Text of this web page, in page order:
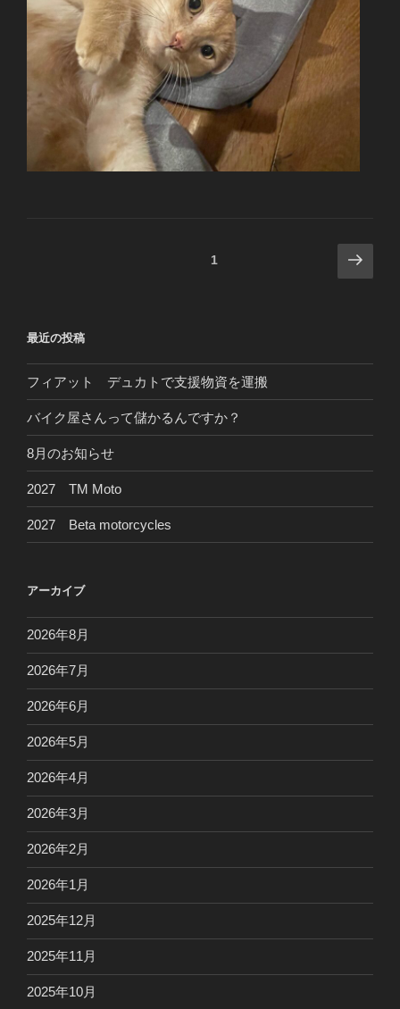
ビ
ー
シ
ョ
ン
1
次
の
最近の投稿
フィアット デュカトで支援物資を運搬
バイク屋さんって儲かるんですか？
8月のお知らせ
2027 TM Moto
2027 Beta motorcycles
アーカイブ
2026年8月
2026年7月
2026年6月
2026年5月
2026年4月
2026年3月
2026年2月
2026年1月
2025年12月
2025年11月
2025年10月